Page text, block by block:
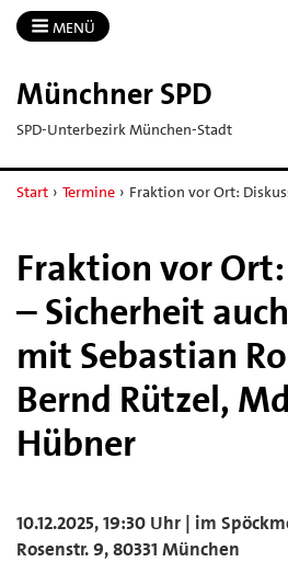
MENÜ
Münchner SPD
SPD-Unterbezirk München-Stadt
Start › Termine › Fraktion vor Ort:
Fraktion vor
– Sicherheit
mit Sebastian
Bernd Rützel,
Hübner
10.12.2025, 19:30 Uhr | im
Rosenstr. 9, 80331 München